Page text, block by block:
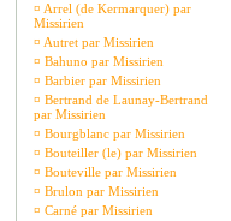
¤ Arrel (de Kermarquer) par
Missirien
¤ Autret par Missirien
¤ Bahuno par Missirien
¤ Barbier par Missirien
¤ Bertrand de Launay-Bertrand
par Missirien
¤ Bourgblanc par Missirien
¤ Bouteiller (le) par Missirien
¤ Bouteville par Missirien
¤ Brulon par Missirien
¤ Carné par Missirien